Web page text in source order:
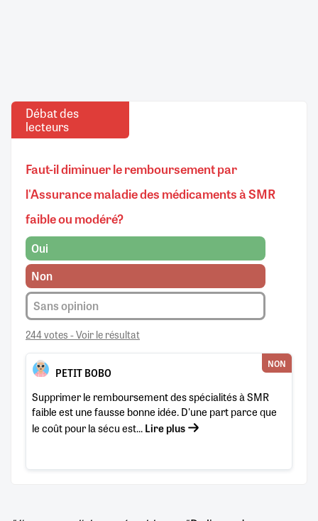
Débat des
lecteurs
Faut-il diminuer le remboursement par
l'Assurance maladie des médicaments à SMR
faible ou modéré?
Oui
Non
Sans opinion
244 votes - Voir le résultat
PETIT BOBO
NON
Supprimer le remboursement des spécialités à SMR
faible est une fausse bonne idée. D'une part parce que
le coût pour la sécu est...Lire plus